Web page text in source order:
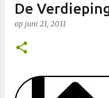
De
op juni 21, 2011